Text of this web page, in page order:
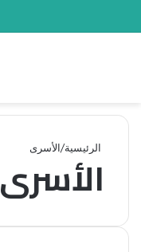
الرئيسية/الأسرى
الأسرى